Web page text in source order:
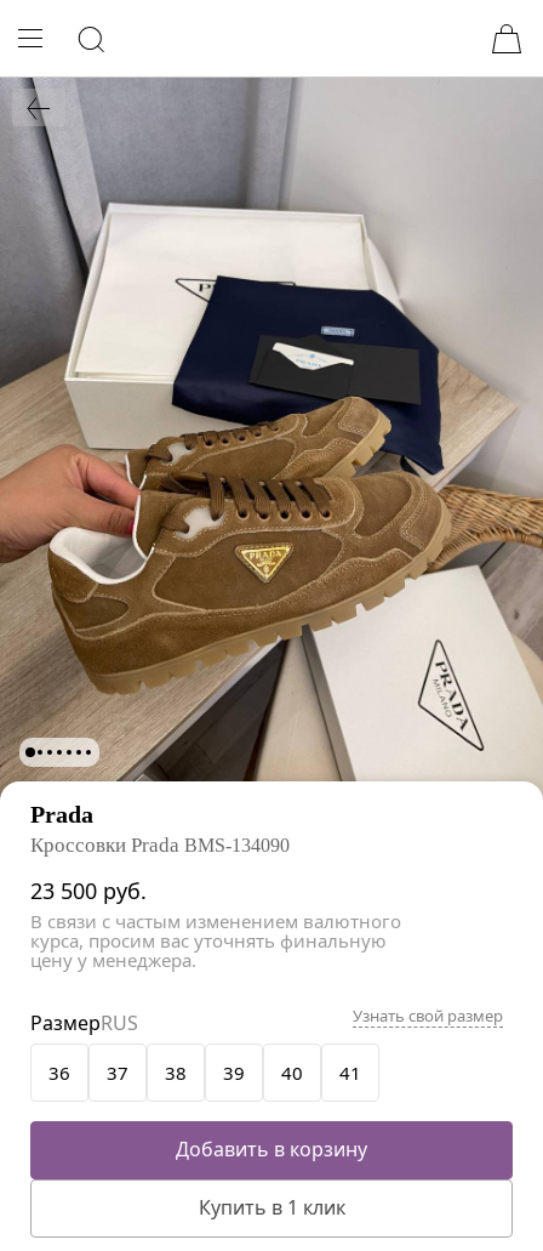
Prada
Кроссовки Prada BMS-134090
23 500 руб.
В связи с частым изменением валютного
курса, просим вас уточнять финальную
цену у менеджера.
36 37 38 39 40 41
РазмерRUS Узнать свой размер
Добавить в корзину
Купить в 1 клик